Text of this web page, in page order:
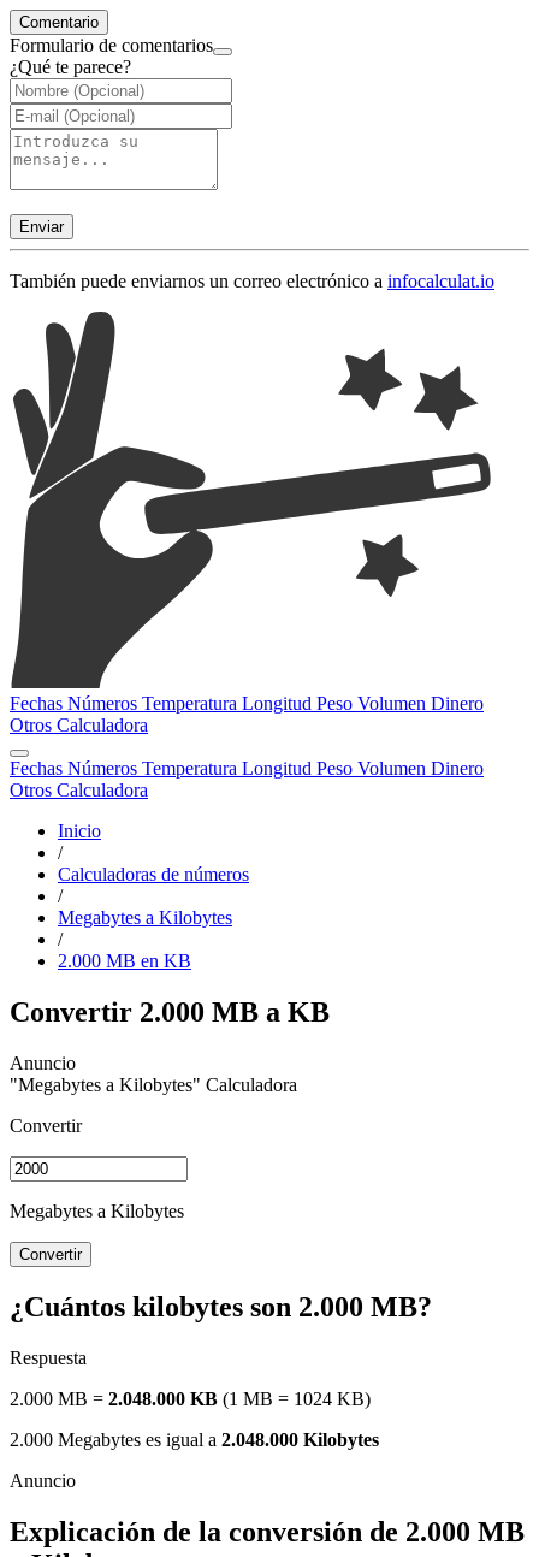
Comentario
Formulario de comentarios
¿Qué te parece?
Enviar
También puede enviarnos un correo electrónico a infocalculat.io
Fechas Números Temperatura Longitud Peso Volumen Dinero
Otros Calculadora
Fechas Números Temperatura Longitud Peso Volumen Dinero
Otros Calculadora
Inicio
/
Calculadoras de números
/
Megabytes a Kilobytes
/
2.000 MB en KB
Convertir 2.000 MB a KB
"Megabytes a Kilobytes" Calculadora
Convertir
Megabytes a Kilobytes
Convertir
¿Cuántos kilobytes son 2.000 MB?
Respuesta
2.000 MB = 2.048.000 KB (1 MB = 1024 KB)
2.000 Megabytes es igual a 2.048.000 Kilobytes
Explicación de la conversión de 2.000 MB